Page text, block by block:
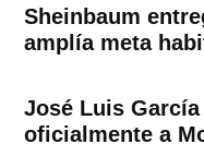
Sheinbaum
amplía meta
José Luis
oficialmente a